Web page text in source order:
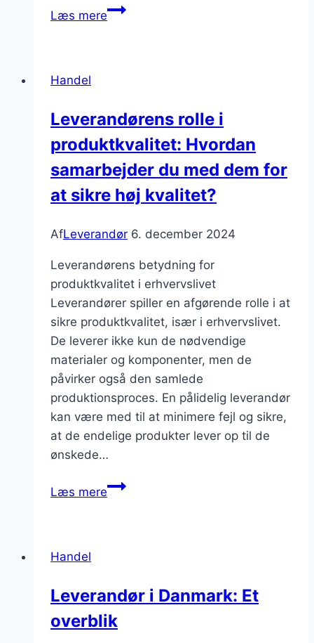
Læs mereLeverandør
partner
Handel
Leverandørens rolle i
produktkvalitet: Hvordan
samarbejder du med dem for
at sikre høj kvalitet?
AfLeverandør 6. december 2024
Leverandørens betydning for
produktkvalitet i erhvervslivet
Leverandører spiller en afgørende rolle i at
sikre produktkvalitet, især i erhvervslivet.
De leverer ikke kun de nødvendige
materialer og komponenter, men de
påvirker også den samlede
produktionsproces. En pålidelig leverandør
kan være med til at minimere fejl og sikre,
at de endelige produkter lever op til de
ønskede…
Læs mereLeverandørens
du
med
Handel
Leverandør i Danmark: Et
overblik